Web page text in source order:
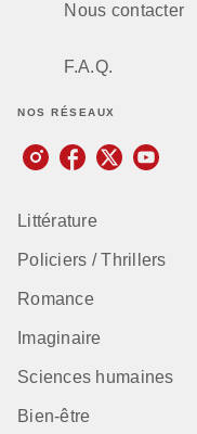
Nous contacter
F.A.Q.
NOS RÉSEAUX
Littérature
Policiers / Thrillers
Romance
Imaginaire
Sciences humaines
Bien-être